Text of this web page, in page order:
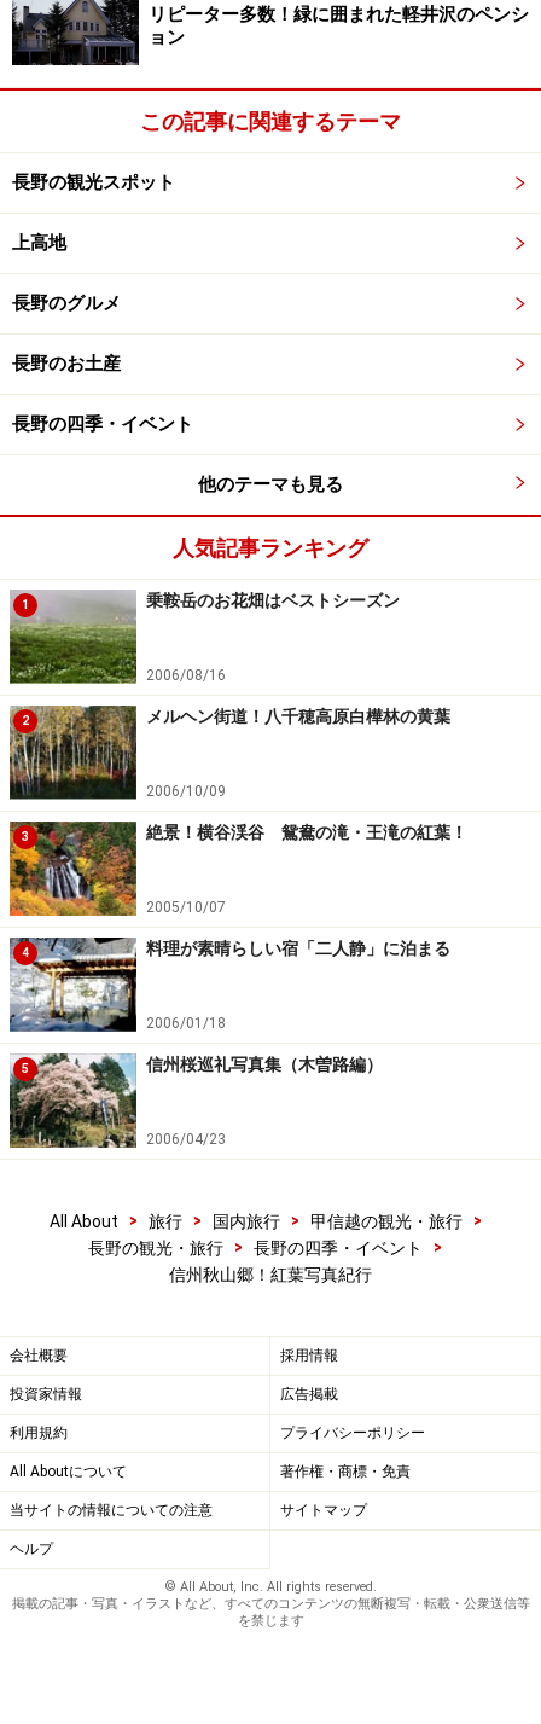
天池
薄の穂の向こうは 赤・黄・緑 時々陽が射す
この辺は苗場山登山道
《付記》：秋山郷の名は、地名では無いので、ニュース
で伝えられる事は無いが、10月31日ＮＨＫのテレビの午
の様子が報じられた。 津南町観光協会のサイトの【秋山
紅葉情報】では、見頃は今週いっぱい(2006/11/02現在)
・錦彩なす秘境秋山郷の紅葉ガイド
長野県栄村（秋山郷）の観光情報
・制作：06/11/02・撮影：06/10/16
※記事内容は執筆時点のものです。最新の内容をご確認くださ
い。
リピーター多数！緑に囲まれた軽井沢のペンシ
ョン
この記事に関連するテーマ
長野の観光スポット
上高地
長野のグルメ
長野のお土産
長野の四季・イベント
他のテーマも見る
人気記事ランキング
1 乗鞍岳のお花畑はベストシーズン
2006/08/16
2 メルヘン街道！八千穂高原白樺林の黄葉
2006/10/09
3 絶景！横谷渓谷 鴛鴦の滝・王滝の紅葉！
2005/10/07
4 料理が素晴らしい宿「二人静」に泊まる
2006/01/18
5 信州桜巡礼写真集（木曽路編）
2006/04/23
All About > 旅行 > 国内旅行 > 甲信越の観光・旅行
>
長野の観光・旅行
> 長野の四季・イベント
>
信州秋山郷！紅葉写真紀行
会社概要 採用情報
投資家情報 広告掲載
利用規約 プライバシーポリシー
All Aboutについて 著作権・商標・免責
当サイトの情報についての注意 サイトマップ
ヘルプ
© All About, Inc. All rights reserved.
掲載の記事・写真・イラストなど、すべてのコンテンツの無断複写・転載・公衆送信等
を禁じます